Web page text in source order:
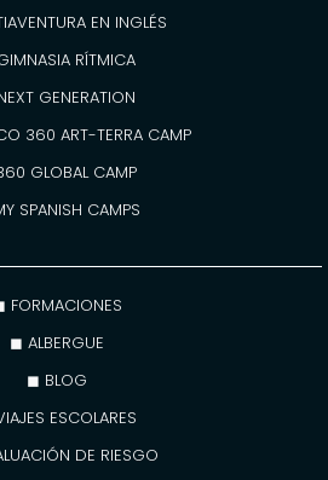
EN INGLÉS
RÍTMICA
GENERATION
360 ART-TERRA CAMP
GLOBAL CAMP
SPANISH CAMPS
FORMACIONES
◼ ALBERGUE
◼ BLOG
ESCOLARES
DE RIESGO